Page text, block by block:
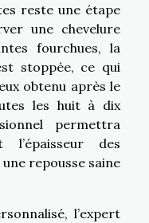
reste une étape
une chevelure
fourchues, la
stoppée, ce qui
obtenu après le
les huit à dix
permettra
des
repousse saine
l’expert